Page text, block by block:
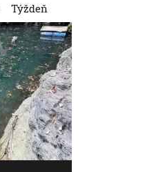
Týždeň